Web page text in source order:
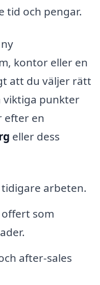
tid och pengar.
kontor eller en
att du väljer rätt
viktiga punkter
efter en
eller dess
arbeten.
som
after-sales